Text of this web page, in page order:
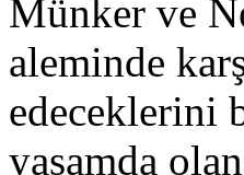
Münker ve
aleminde
edeceklerini
yaşamda